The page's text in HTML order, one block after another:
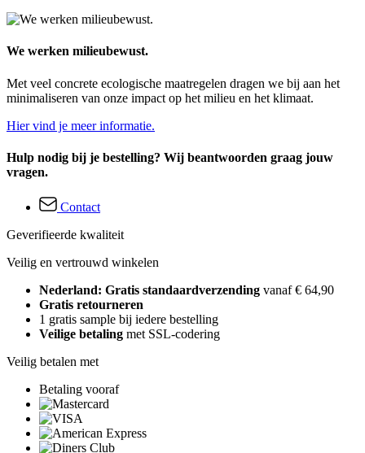
We werken milieubewust.
Met veel concrete ecologische maatregelen dragen we bij aan het
minimaliseren van onze impact op het milieu en het klimaat.
Hier vind je meer informatie.
Hulp nodig bij je bestelling? Wij beantwoorden graag jouw
vragen.
Contact
Geverifieerde kwaliteit
Veilig en vertrouwd winkelen
Nederland: Gratis standaardverzending vanaf € 64,90
Gratis retourneren
1 gratis sample bij iedere bestelling
Veilige betaling met SSL-codering
Veilig betalen met
Betaling vooraf